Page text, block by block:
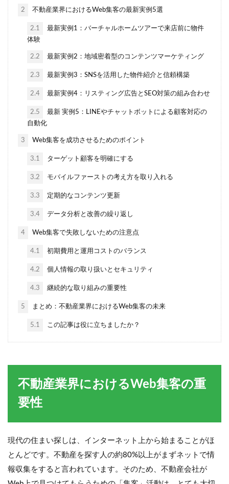
2 不動産業界におけるWeb集客の最新実例5選
2.1
最新実例1：バーチャルホームツアーで来店前に物件
体験
2.2 最新実例2：地域密着型のコンテンツマーケティング
2.3 最新実例3：SNSを活用した物件紹介と信頼構築
2.4 最新実例4：リスティング広告とSEO対策の組み合わせ
2.5
最新 実例5：LINEやチャットボットによる顧客対応の
自動化
3 Web集客を成功させるためのポイント
3.1 ターゲット顧客を明確にする
3.2 モバイルファーストの考え方を取り入れる
3.3 定期的なコンテンツ更新
3.4 データ分析と改善の繰り返し
4 Web集客で失敗しないための注意点
4.1 初期費用と運用コストのバランス
4.2 個人情報の取り扱いとセキュリティ
4.3 継続的な取り組みの重要性
5 まとめ：不動産業界におけるWeb集客の未来
5.1 この記事は役に立ちましたか？
不動産業界におけるWeb集客の重
要性
現代の住まい探しは、インターネット上から始まることがほ
とんどです。不動産を探す人の約80%以上がまずネットで情
報収集をすると言われています。そのため、不動産会社が